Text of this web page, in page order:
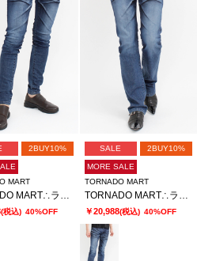
2BUY10%
MART
(税込) 40%OFF
SALE 2BUY10%
MORE SALE
TORNADO MART
￥20,988(税込) 40%OFF